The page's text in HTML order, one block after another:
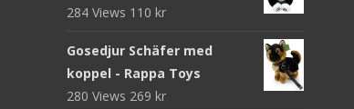
284 Views 110 kr
Gosedjur Schäfer med
koppel - Rappa Toys
280 Views 269 kr